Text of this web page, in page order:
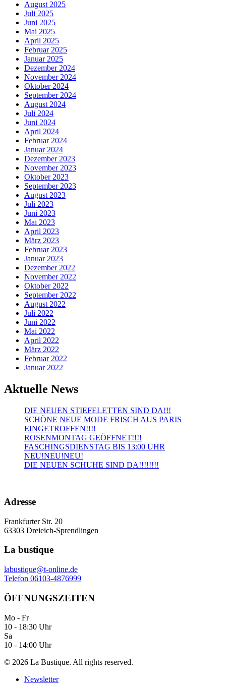
August 2025
Juli 2025
Juni 2025
Mai 2025
April 2025
Februar 2025
Januar 2025
Dezember 2024
November 2024
Oktober 2024
September 2024
August 2024
Juli 2024
Juni 2024
April 2024
Februar 2024
Januar 2024
Dezember 2023
November 2023
Oktober 2023
September 2023
August 2023
Juli 2023
Juni 2023
Mai 2023
April 2023
März 2023
Februar 2023
Januar 2023
Dezember 2022
November 2022
Oktober 2022
September 2022
August 2022
Juli 2022
Juni 2022
Mai 2022
April 2022
März 2022
Februar 2022
Januar 2022
Aktuelle News
DIE NEUEN STIEFELETTEN SIND DA!!!
SCHÖNE NEUE MODE FRISCH AUS PARIS
EINGETROFFEN!!!!
ROSENMONTAG GEÖFFNET!!!!
FASCHINGSDIENSTAG BIS 13:00 UHR
NEU!NEU!NEU!
DIE NEUEN SCHUHE SIND DA!!!!!!!!
Adresse
Frankfurter Str. 20
63303 Dreieich-Sprendlingen
La bustique
labustique@t-online.de
Telefon 06103-4876999
ÖFFNUNGSZEITEN
Mo - Fr
10 - 18:30 Uhr
Sa
10 - 14:00 Uhr
© 2026 La Bustique. All rights reserved.
Newsletter